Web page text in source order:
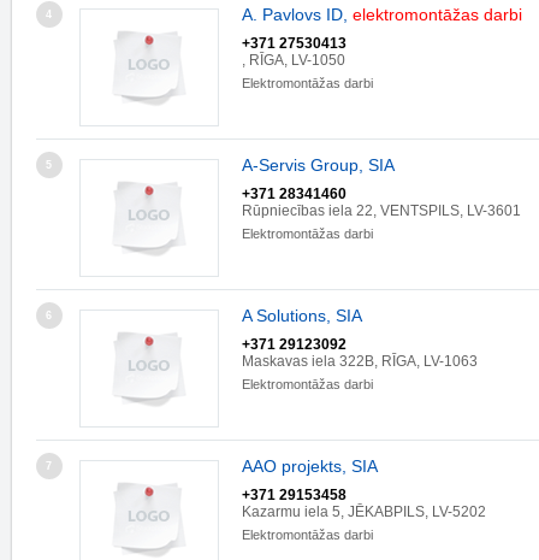
4 A. Pavlovs ID, elektromontāžas darbi
+371 27530413
, RĪGA, LV-1050
Elektromontāžas darbi
5 A-Servis Group, SIA
+371 28341460
Rūpniecības iela 22, VENTSPILS, LV-3601
Elektromontāžas darbi
6 A Solutions, SIA
+371 29123092
Maskavas iela 322B, RĪGA, LV-1063
Elektromontāžas darbi
7 AAO projekts, SIA
+371 29153458
Kazarmu iela 5, JĒKABPILS, LV-5202
Elektromontāžas darbi